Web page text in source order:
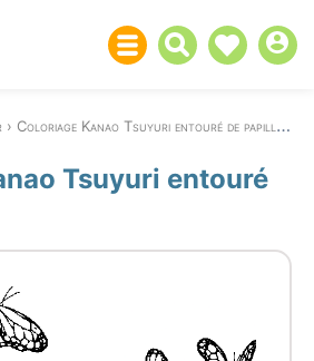
Coloriage Kanao Tsuyuri entouré de papillons
Tsuyuri entouré